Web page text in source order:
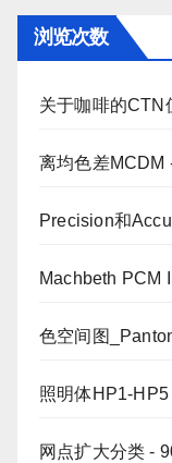
浏览次数
关于咖啡的CTN
离均色差MCDM
Precision和
Machbeth PCM II
色空间图
照明体HP1-HP5
网点扩大分类 -